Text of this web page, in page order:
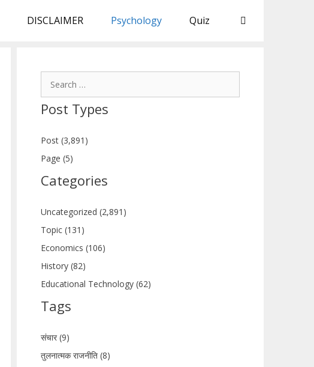
DISCLAIMER Psychology Quiz
Post Types
Post (3,891)
Page (5)
Categories
Uncategorized (2,891)
Topic (131)
Economics (106)
History (82)
Educational Technology (62)
Tags
संचार (9)
तुलनात्मक राजनीति (8)